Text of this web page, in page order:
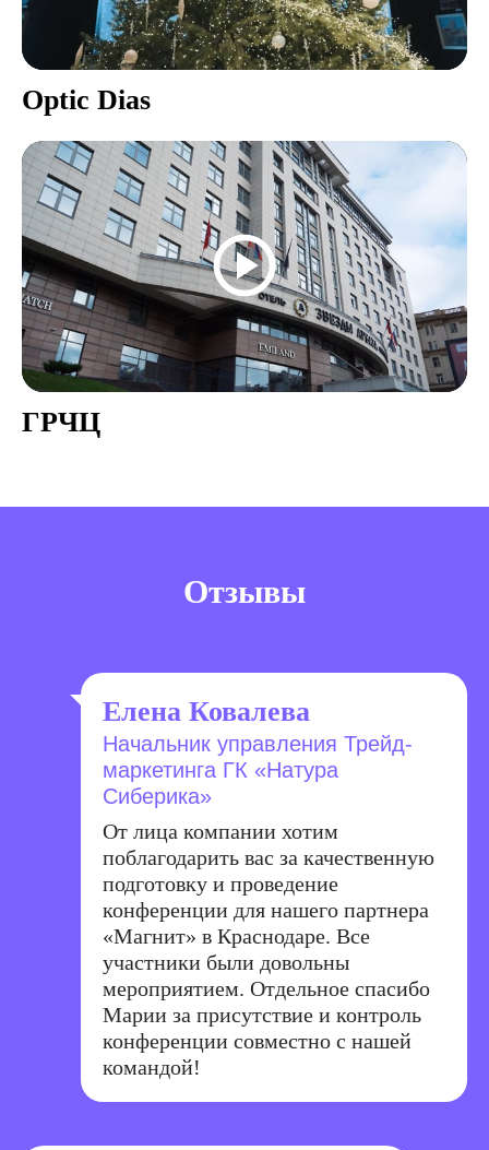
Optic Dias
ГРЧЦ
Отзывы
Елена Ковалева
Начальник управления Трейд-
маркетинга ГК «Натура
Сиберика»
От лица компании хотим
поблагодарить вас за качественную
подготовку и проведение
конференции для нашего партнера
«Магнит» в Краснодаре. Все
участники были довольны
мероприятием. Отдельное спасибо
Марии за присутствие и контроль
конференции совместно с нашей
командой!